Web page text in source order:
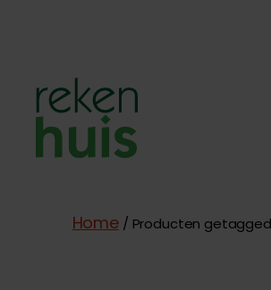
Rekenhuis
Home / Producten